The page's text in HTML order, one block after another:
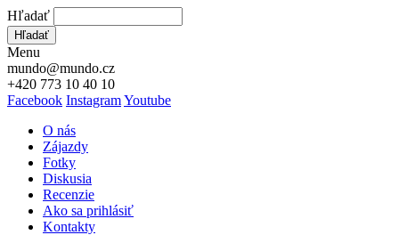
Hľadať
Hľadať
Menu
mundo@mundo.cz
+420 773 10 40 10
Facebook InstagramYoutube
O nás
Zájazdy
Fotky
Diskusia
Recenzie
Ako sa prihlásiť
Kontakty